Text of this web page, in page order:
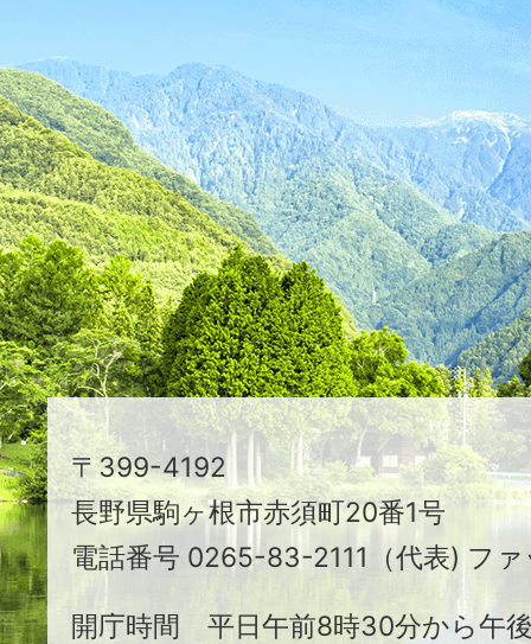
た
つ
映
え
る
ま
ち
駒
ヶ
根
市
〒399-4192
長野県駒ヶ根市赤須町20番1号
電話番号 0265-83-2111（代表) フ
開庁時間 平日午前8時30分から午